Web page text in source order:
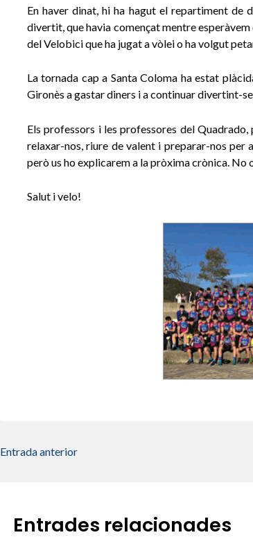
En haver dinat, hi ha hagut el repartiment
divertit, que havia començat mentre
del Velobici que ha jugat a vòlei o ha volgut
La tornada cap a Santa Coloma ha estat
Gironès a gastar diners i a continuar divertint-
Els professors i les professores del
relaxar-nos, riure de valent i preparar-nos per
però us ho explicarem a la pròxima crònica.
Salut i velo!
Entrada anterior
Entrades relacionades